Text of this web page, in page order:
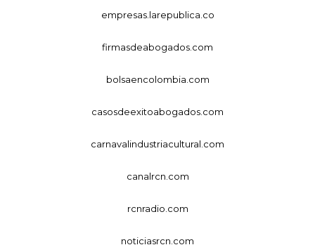
empresas.larepublica.co
firmasdeabogados.com
bolsaencolombia.com
casosdeexitoabogados.com
carnavalindustriacultural.com
canalrcn.com
rcnradio.com
noticiasrcn.com